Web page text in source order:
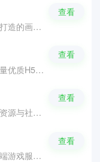
悦风画质助手是专为安卓手游打造的画质优化与辅助软件，帮助你们获得极速顺畅操作与极致的视觉体验。软件能够够智能检测手机的性能状况，一键解锁高帧率与超高清的画质，有效提升画面的清晰度与游戏的流畅度。软件还有实用的外置准星、陀螺仪精准调节及网络稳定优化等多种辅助功能，能够完美适配多款热门竞技射击类手游。
查看
爱微游游戏中心是一款拥有海量优质H5与手游资源的游戏平台，每日实时更新热门新游，让你们不断游玩到最新的游戏。软件提供了热门榜单与智能推荐供你们参考当前最受欢迎的游戏，还有即点即玩的小游戏让你们彻底告别游戏荒。软件还设有游戏交流社区，你们可以观看各路大神的技巧与攻略，随时随地发现好游戏。
查看
芥末空间官方版是一款集游戏资源与社区交流于一体的游戏辅助软件，各种游戏辅助器以及虚拟应用管理等等都可以找到。软件拥有丰富的正版与特色版本资源，并支持高速下载与断点续传。软件还设有活跃的玩家互动社区，你们可以随时查看游戏资讯与大神攻略，还可以自由分享和下载各类工具插件。
查看
天翼云游戏是一款跨终端的云端游戏服务软件，让你们在手机上也可以游玩主机游戏。平台拥有海量优质的热门手游与3A主机大作，依靠云计算技术实现了数据在线运行，无需下载或安装任何游戏包便能畅玩。软件整合了游戏资讯前瞻、实用攻略解读等等，还具备键盘、滑鼠、手柄等外设的支持，享受高清流畅的游戏体验。
查看